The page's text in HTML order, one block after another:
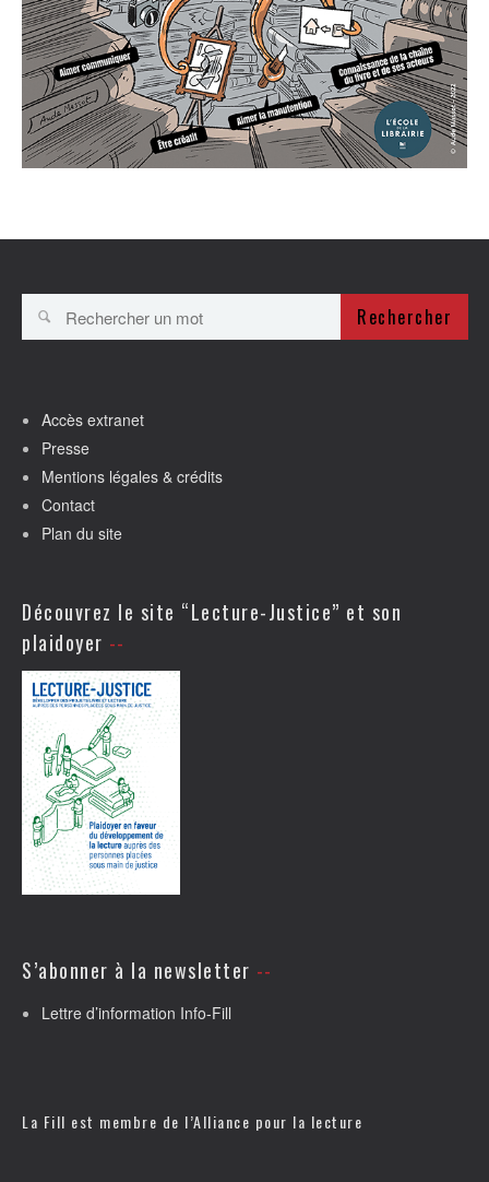
Rechercher
Accès extranet
Presse
Mentions légales & crédits
Contact
Plan du site
Découvrez le site “Lecture-Justice” et son
plaidoyer
S’abonner à la newsletter
Lettre d’information Info-Fill
La Fill est membre de l’Alliance pour la lecture